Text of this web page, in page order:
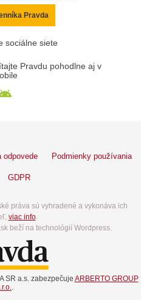
Pravda
sociálne siete
Pravdu pohodlne aj v
odpovede Podmienky používania
GDPR
práva sú vyhradené a vykonáva ich
viac info.
beží na technológií Wordpress.
SR a.s. zabezpečuje ARBERTO GROUP
.